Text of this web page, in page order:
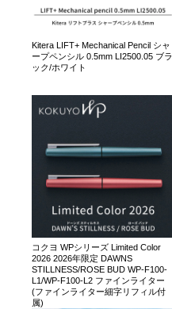
Kitera LIFT+ Mechanical Pencil シャ
ープペンシル 0.5mm LI2500.05 ブラ
ック/ホワイト
コクヨ WPシリーズ Limited Color
2026 2026年限定 DAWNS
STILLNESS/ROSE BUD WP-F100-
L1/WP-F100-L2 ファインライター
(ファインライター細字リフィル付
属)